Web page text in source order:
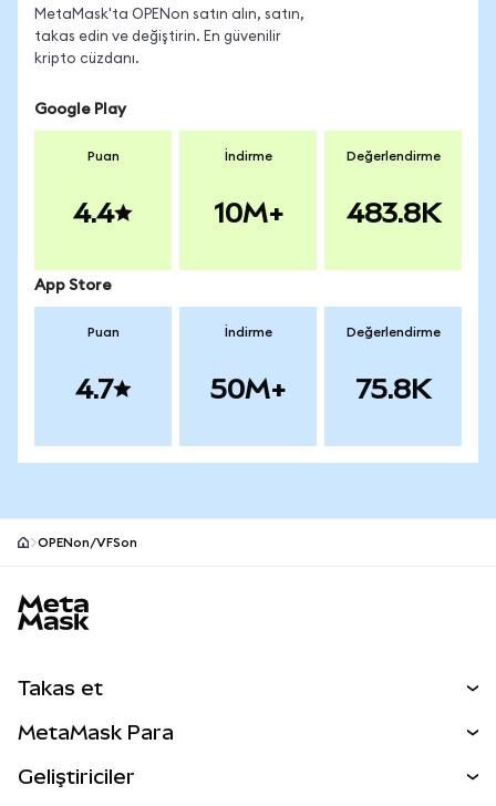
MetaMask'ta OPENon satın alın, satın,
takas edin ve değiştirin. En güvenilir
kripto cüzdanı.
Google Play
Puan
4.4
İndirme
10M+
Değerlendirme
483.8K
App Store
Puan
4.7
İndirme
50M+
Değerlendirme
75.8K
OPENon/VFSon
Takas et
Perps
MetaMask Para
Geliştiriciler